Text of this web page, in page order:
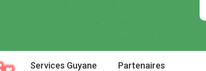
Services Guyane Partenaires